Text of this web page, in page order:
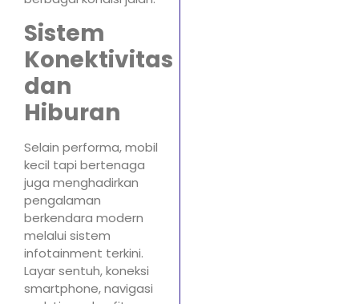
Sistem
Konektivitas
dan
Hiburan
Selain performa, mobil
kecil tapi bertenaga
juga menghadirkan
pengalaman
berkendara modern
melalui sistem
infotainment terkini.
Layar sentuh, koneksi
smartphone, navigasi